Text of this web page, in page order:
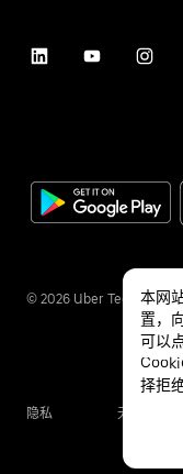
© 2026 Uber
隐私 无障碍服务
本网
置，
可以
择拒